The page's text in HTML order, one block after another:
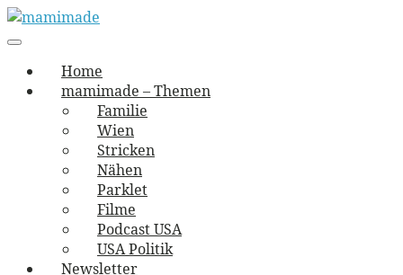
Skip
to
mamimade
vernäht und zugetextet
navigation
Menu
Home
mamimade – Themen
Familie
Wien
Stricken
Nähen
Parklet
Filme
Podcast USA
USA Politik
Newsletter